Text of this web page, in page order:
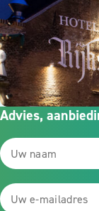
Advies,